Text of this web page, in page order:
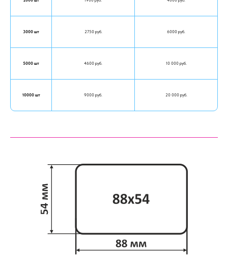
3000 шт 2750 руб. 6000 руб.
5000 шт 4600 руб. 10 000 руб.
10000 шт 9000 руб. 20 000 руб.